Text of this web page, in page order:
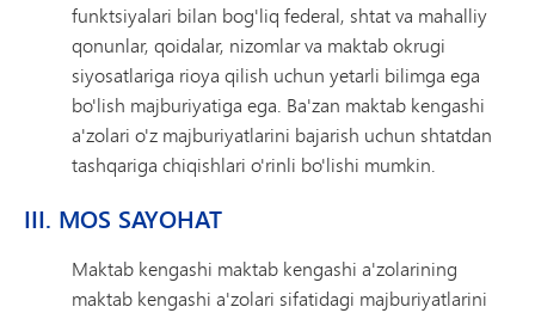
funktsiyalari bilan bog'liq federal, shtat va mahalliy
qonunlar, qoidalar, nizomlar va maktab okrugi
siyosatlariga rioya qilish uchun yetarli bilimga ega
bo'lish majburiyatiga ega. Ba'zan maktab kengashi
a'zolari o'z majburiyatlarini bajarish uchun shtatdan
tashqariga chiqishlari o'rinli bo'lishi mumkin.
III. MOS SAYOHAT
Maktab kengashi maktab kengashi a'zolarining
maktab kengashi a'zolari sifatidagi majburiyatlarini